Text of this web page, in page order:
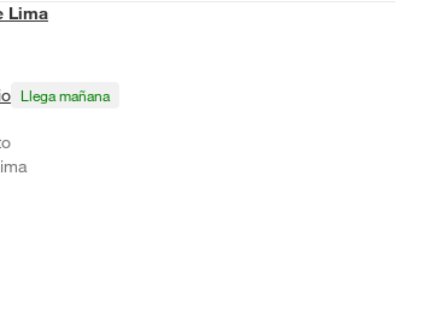
Lima
Llega mañana